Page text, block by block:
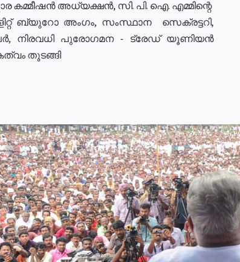
കമ്മീഷൻ അധ്യക്ഷൻ, സി. പി. ഐ. എമ്മിന്റെ
ബ്യുറോ അംഗം, സംസ്ഥാന സെക്രട്ടറി,
നിരവധി പുരോഗമന - ട്രേഡ് യൂണിയൻ
തുടങ്ങി